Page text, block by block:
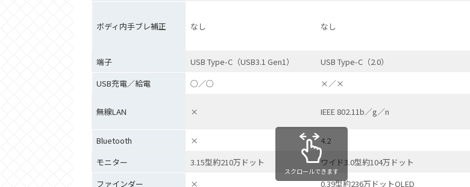
ボディ内手ブレ補正 なし なし
端子 USB Type-C（USB3.1 Gen1） USB Type-C（2.0）
USB充電／給電
○／○ ×／×
無線LAN × IEEE 802.11b／g／n
Bluetooth × 4.2
モニター
3.15型約210万ドット ワイド3.0型約104万ドット
ファインダー
× 0.39型約236万ドットOLED
スクロールできます